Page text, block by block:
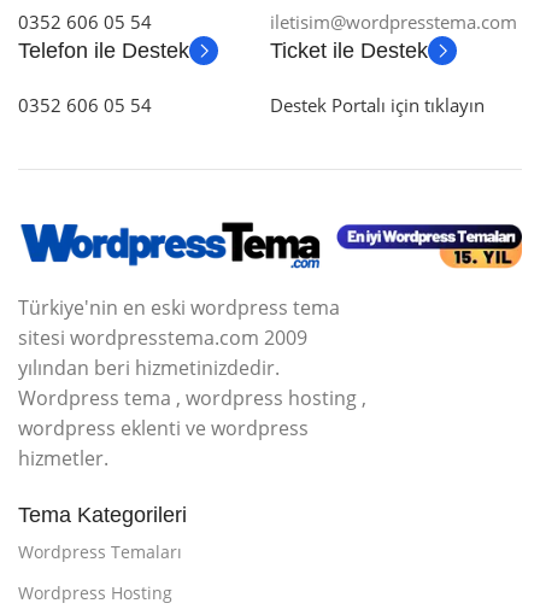
0352 606 05 54
iletisim@wordpresstema.com
Telefon ile Destek
0352 606 05 54
Ticket ile Destek
Destek Portalı için tıklayın
Türkiye'nin en eski wordpress tema
sitesi wordpresstema.com 2009
yılından beri hizmetinizdedir.
Wordpress tema , wordpress hosting ,
wordpress eklenti ve wordpress
hizmetler.
Tema Kategorileri
Wordpress Temaları
Wordpress Hosting